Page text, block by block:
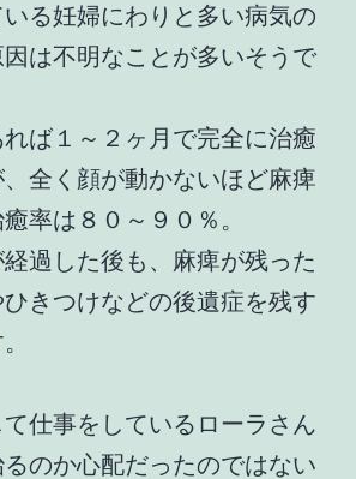
る妊婦にわりと多い病気の
は不明なことが多いそうで
ば１～２ヶ月で完全に治癒
全く顔が動かないほど麻痺
率は８０～９０％。
過した後も、麻痺が残った
きつけなどの後遺症を残す
仕事をしているローラさん
のか心配だったのではない